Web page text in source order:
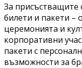
За присъстващите
билети и пакети –
церемонията и
корпоративни
пакети с
възможности за